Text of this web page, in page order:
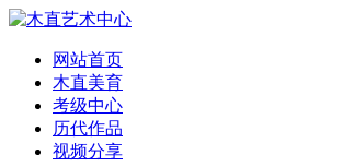
网站首页
木直美育
考级中心
历代作品
视频分享